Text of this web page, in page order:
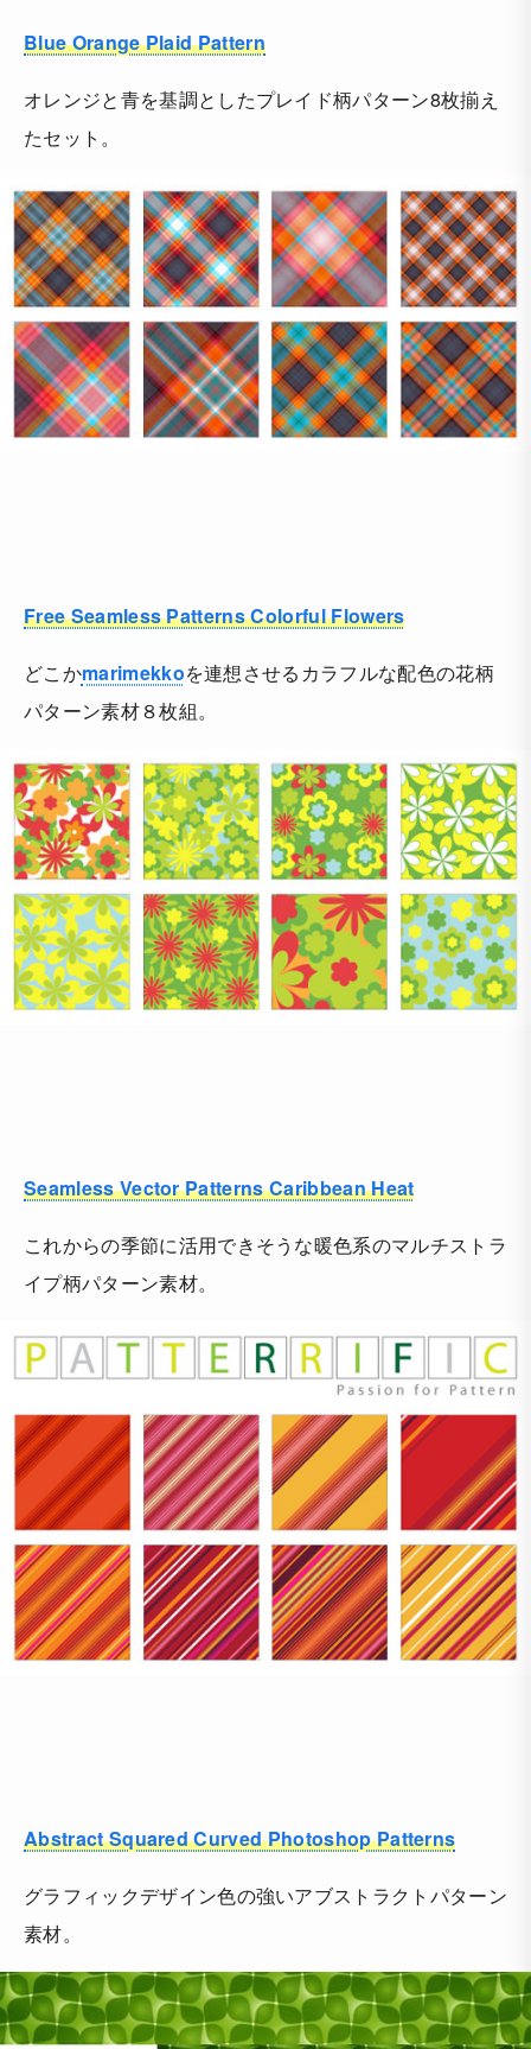
Blue Orange Plaid Pattern
オレンジと青を基調としたプレイド柄パターン8枚揃え
たセット。
Free Seamless Patterns Colorful Flowers
どこかmarimekkoを連想させるカラフルな配色の花柄
パターン素材８枚組。
Seamless Vector Patterns Caribbean Heat
これからの季節に活用できそうな暖色系のマルチストラ
イプ柄パターン素材。
Abstract Squared Curved Photoshop Patterns
グラフィックデザイン色の強いアブストラクトパターン
素材。